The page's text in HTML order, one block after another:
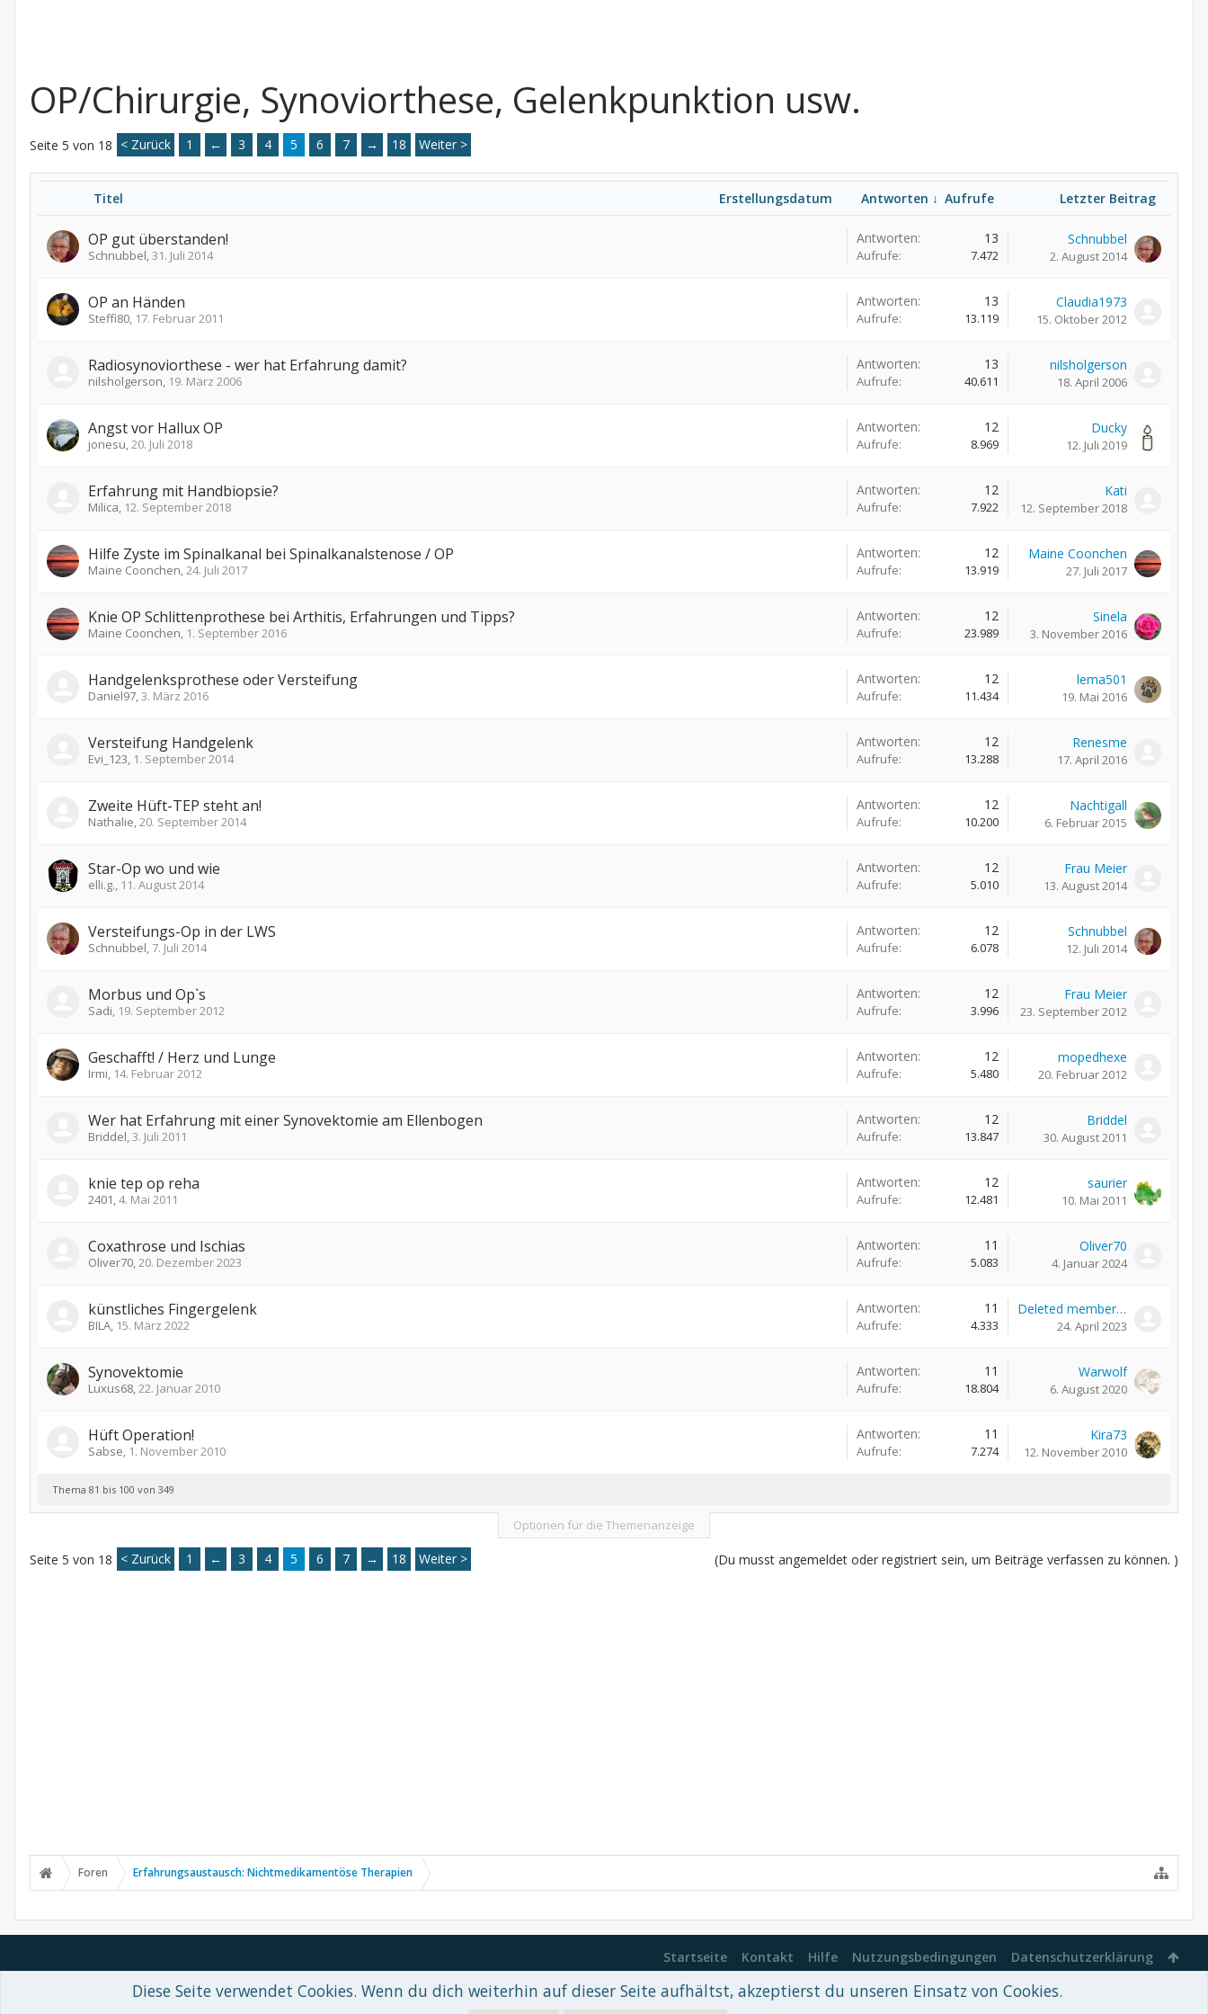
OP/Chirurgie, Synoviorthese, Gelenkpunktion usw.
Seite 5 von 18 < Zurück 1 ← 3 4 5 6 7 → 18 Weiter >
Titel Erstellungsdatum Antworten ↓ Aufrufe Letzter Beitrag
OP gut überstanden!
Schnubbel,31. Juli 2014
Antworten: 13
Aufrufe: 7.472
Schnubbel
2. August 2014
OP an Händen
Steffi80, 17. Februar 2011
Antworten: 13
Aufrufe: 13.119
Claudia1973
15. Oktober 2012
Radiosynoviorthese - wer hat Erfahrung damit?
nilsholgerson, 19. März 2006
Antworten: 13
Aufrufe: 40.611
nilsholgerson
18. April 2006
Angst vor Hallux OP
jonesu,20. Juli 2018
Antworten: 12
Aufrufe: 8.969
Ducky
12. Juli 2019
Erfahrung mit Handbiopsie?
Milica, 12. September 2018
Antworten: 12
Aufrufe: 7.922
Kati
12. September 2018
Hilfe Zyste im Spinalkanal bei Spinalkanalstenose / OP
Maine Coonchen,24. Juli 2017
Antworten: 12
Aufrufe: 13.919
Maine Coonchen
27. Juli 2017
Knie OP Schlittenprothese bei Arthitis, Erfahrungen und Tipps?
Maine Coonchen, 1. September 2016
Antworten: 12
Aufrufe: 23.989
Sinela
3. November 2016
Handgelenksprothese oder Versteifung
Daniel97,3. März 2016
Antworten: 12
Aufrufe: 11.434
lema501
19. Mai 2016
Versteifung Handgelenk
Evi_123, 1. September 2014
Antworten: 12
Aufrufe: 13.288
Renesme
17. April 2016
Zweite Hüft-TEP steht an!
Nathalie,20. September 2014
Antworten: 12
Aufrufe: 10.200
Nachtigall
6. Februar 2015
Star-Op wo und wie
elli.g., 11. August 2014
Antworten: 12
Aufrufe: 5.010
Frau Meier
13. August 2014
Versteifungs-Op in der LWS
Schnubbel, 7. Juli 2014
Antworten: 12
Aufrufe: 6.078
Schnubbel
12. Juli 2014
Morbus und Op`s
Sadi, 19. September 2012
Antworten: 12
Aufrufe: 3.996
Frau Meier
23. September 2012
Geschafft! / Herz und Lunge
Irmi, 14. Februar 2012
Antworten: 12
Aufrufe: 5.480
mopedhexe
20. Februar 2012
Wer hat Erfahrung mit einer Synovektomie am Ellenbogen
Briddel,3. Juli 2011
Antworten: 12
Aufrufe: 13.847
Briddel
30. August 2011
knie tep op reha
2401,4. Mai 2011
Antworten: 12
Aufrufe: 12.481
saurier
10. Mai 2011
Coxathrose und Ischias
Oliver70,20. Dezember 2023
Antworten: 11
Aufrufe: 5.083
Oliver70
4. Januar 2024
künstliches Fingergelenk
BILA, 15. März 2022
Antworten: 11
Aufrufe: 4.333
Deleted member 55640
24. April 2023
Synovektomie
Luxus68,22. Januar 2010
Antworten: 11
Aufrufe: 18.804
Warwolf
6. August 2020
Hüft Operation!
Sabse, 1. November 2010
Antworten: 11
Aufrufe: 7.274
Kira73
12. November 2010
Thema 81 bis 100 von 349
Optionen für die Themenanzeige
(Du musst angemeldet oder registriert sein, um Beiträge verfassen zu können. )
Seite 5 von 18 < Zurück 1 ← 3 4 5 6 7 → 18 Weiter >
Foren Erfahrungsaustausch: Nichtmedikamentöse Therapien
Startseite Kontakt Hilfe Nutzungsbedingungen Datenschutzerklärung
Forum software by XenForo™© 2010-2018 XenForo Ltd.-Deutsch von xenDach©2010-2017
Diese Seite verwendet Cookies. Wenn du dich weiterhin auf dieser Seite aufhältst, akzeptierst du unseren Einsatz von Cookies.